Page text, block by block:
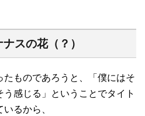
スの花（？）
ものであろうと、「僕にはそ
感じる」ということでタイト
るから、